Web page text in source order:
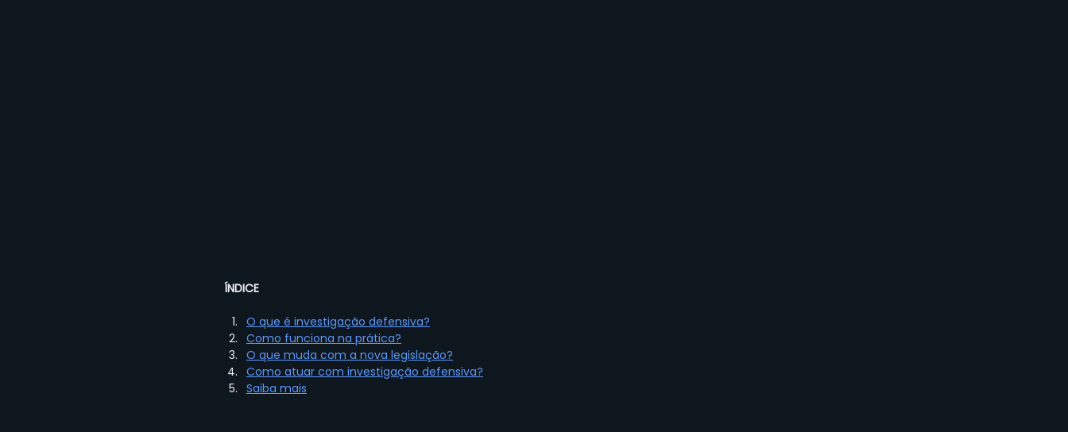
ÍNDICE
O que é investigação defensiva?
Como funciona na prática?
O que muda com a nova legislação?
Como atuar com investigação defensiva?
Saiba mais